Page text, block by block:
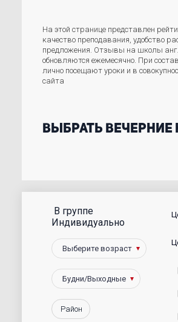
На этой странице представлен
качество преподавания, удобство
предложения. Отзывы на школы
обновляются ежемесячно. При
лично посещают уроки и в
сайта
Выбрать вечерние
В группе
Индивидуально
Район
С
Победители